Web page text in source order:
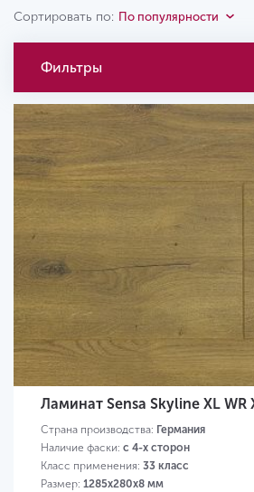
Сортировать по: По популярности
Фильтры
Ламинат Sensa Skyline XL
Страна производства: Германия
Наличие фаски: с 4-х сторон
Класс применения: 33 класс
Размер: 1285х280х8 мм